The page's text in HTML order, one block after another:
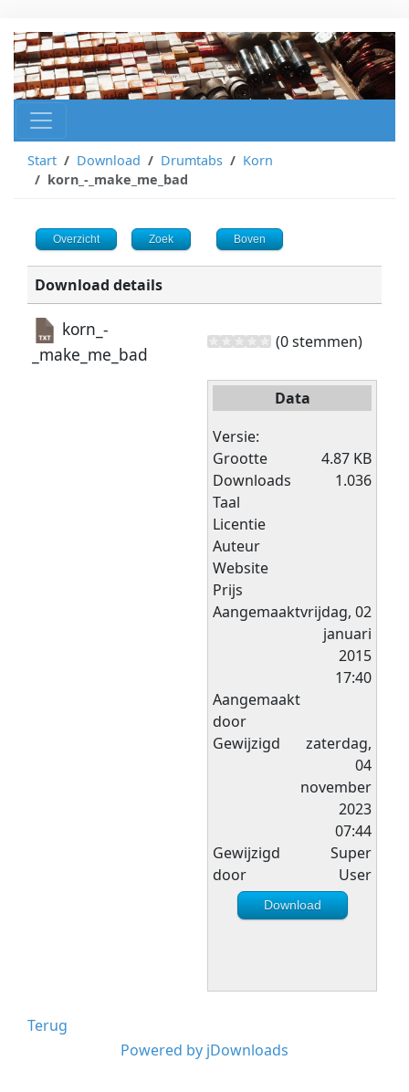
Start Download Drumtabs
Korn
korn_-_make_me_bad
Overzicht Zoek Boven
Download details
korn_-
_make_me_bad
(0 stemmen)
Data
Versie:
Grootte
4.87 KB
Downloads
1.036
Taal
Licentie
Auteur
Website
Prijs
Aangemaaktvrijdag, 02
januari
2015
17:40
Aangemaakt
door
Gewijzigd
zaterdag,
04
november
2023
07:44
Gewijzigd
door
Super
User
Download
Terug
Powered by jDownloads